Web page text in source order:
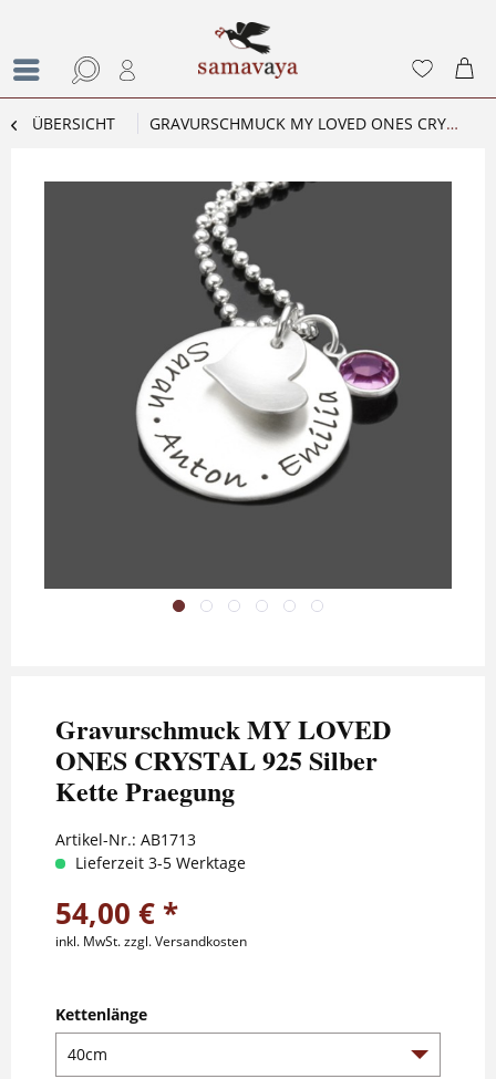
ÜBERSICHT GRAVURSCHMUCK MY LOVED ONES CRYSTAL 925 SILBER KETTE PRAEGUNG
Gravurschmuck MY LOVED
ONES CRYSTAL 925 Silber
Kette Praegung
Artikel-Nr.: AB1713
Lieferzeit 3-5 Werktage
54,00 € *
inkl. MwSt.zzgl. Versandkosten
Kettenlänge